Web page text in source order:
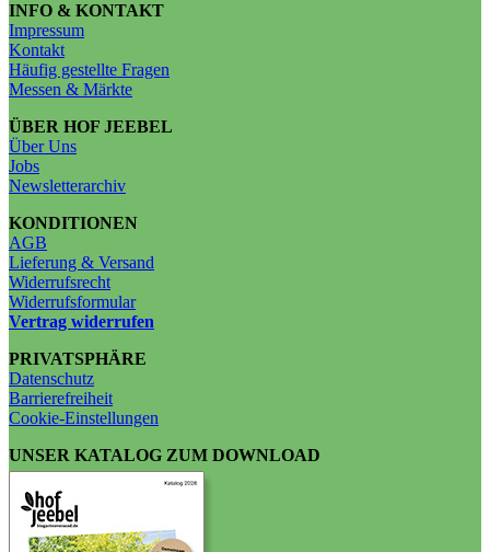
INFO & KONTAKT
Impressum
Kontakt
Häufig gestellte Fragen
Messen & Märkte
ÜBER HOF JEEBEL
Über Uns
Jobs
Newsletterarchiv
KONDITIONEN
AGB
Lieferung & Versand
Widerrufsrecht
Widerrufsformular
Vertrag widerrufen
PRIVATSPHÄRE
Datenschutz
Barrierefreiheit
Cookie-Einstellungen
UNSER KATALOG ZUM DOWNLOAD